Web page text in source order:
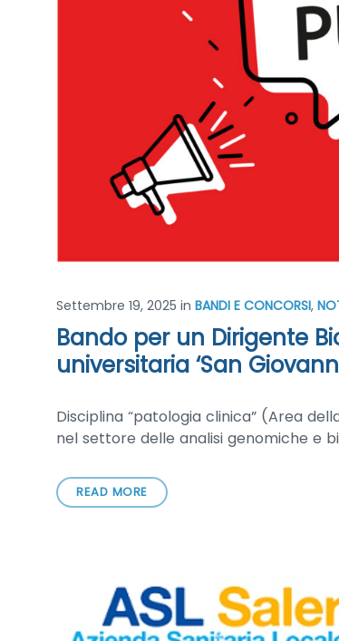
Settembre 19, 2025 in BANDI E CONCORSI,
Bando per un Dirigente
universitaria ‘San
Disciplina “patologia clinica” (Area
nel settore delle analisi genomiche e
READ MORE